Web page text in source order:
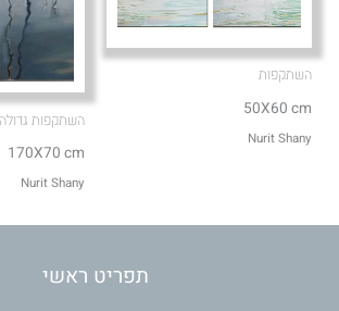
השתקפות
50X60 cm
Nurit Shany
השתקפות גדולה
170X70 cm
Nurit Shany
תפריט ראשי